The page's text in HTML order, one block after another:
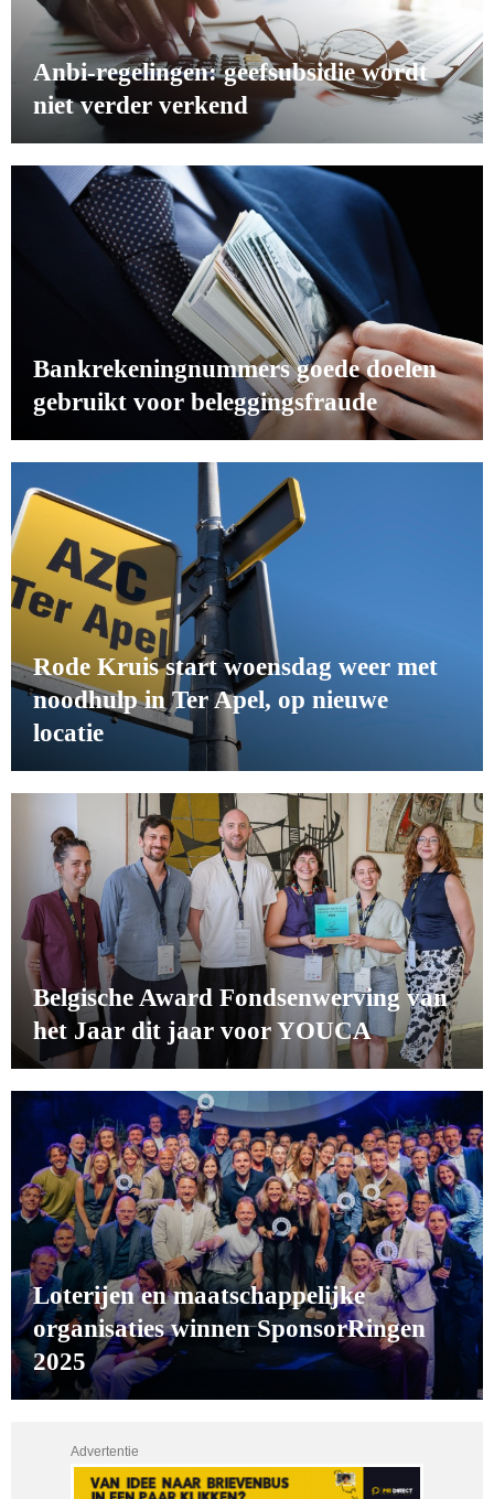
Anbi-regelingen: geefsubsidie wordt
niet verder verkend
Bankrekeningnummers goede doelen
gebruikt voor beleggingsfraude
Rode Kruis start woensdag weer met
noodhulp in Ter Apel, op nieuwe
locatie
Belgische Award Fondsenwerving van
het Jaar dit jaar voor YOUCA
Loterijen en maatschappelijke
organisaties winnen SponsorRingen
2025
Advertentie